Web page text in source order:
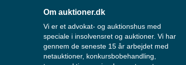
Om auktioner.dk
Vi er et advokat- og auktionshus med
speciale i insolvensret og auktioner. Vi har
gennem de seneste 15 år arbejdet med
netauktioner, konkursbobehandling,